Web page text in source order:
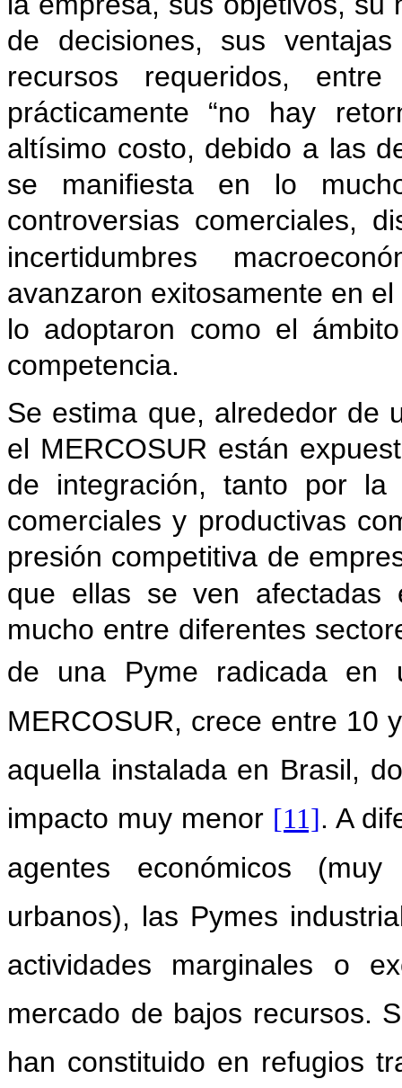
de decisiones, sus
recursos requeridos,
prácticamente “no hay
altísimo costo, debido a las
se manifiesta en lo
controversias comerciales,
incertidumbres
avanzaron exitosamente en
lo adoptaron como el
competencia.
Se estima que, alrededor de
el MERCOSUR están
de integración, tanto por la
comerciales y productivas
presión competitiva de
que ellas se ven afectadas
mucho entre diferentes
de una Pyme radicada en
MERCOSUR, crece entre 10
aquella instalada en Brasil,
impacto muy menor [11]. A
agentes económicos
urbanos), las Pymes
actividades marginales o
mercado de bajos recursos.
han constituido en refugios